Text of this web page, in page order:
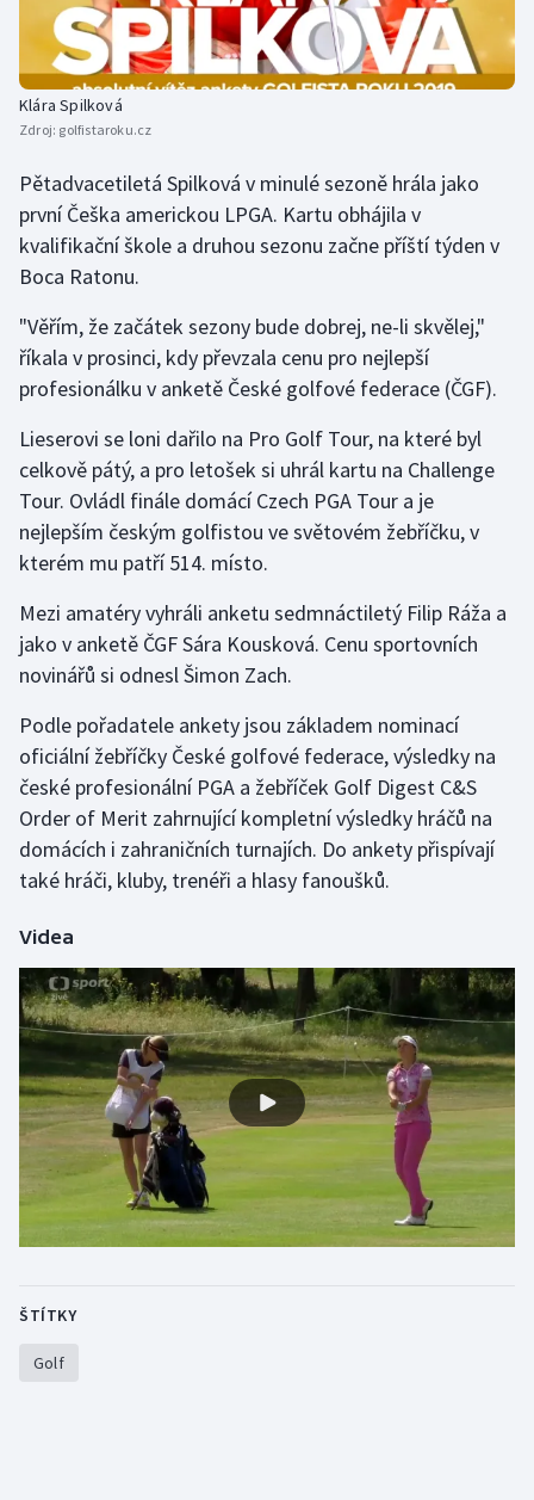
Házená
Jezdectví
Krasobruslení
Lezení
Lyže a snowboard
Moderní pětiboj
Motorsport
Olympijské hry
Parasport
Plavání
Plážový volejbal
Ragby
Rychlobruslení
Rychlostní kanoistika
Stolní tenis
Triatlon
Veslování
Vodní slalom
Volejbal
Ostatní
Klára Spilková
Zdroj: golfistaroku.cz
Pětadvacetiletá Spilková v minulé sezoně hrála jako
první Češka americkou LPGA. Kartu obhájila v
kvalifikační škole a druhou sezonu začne příští týden v
Boca Ratonu.
"Věřím, že začátek sezony bude dobrej, ne-li skvělej,"
říkala v prosinci, kdy převzala cenu pro nejlepší
profesionálku v anketě České golfové federace (ČGF).
Lieserovi se loni dařilo na Pro Golf Tour, na které byl
celkově pátý, a pro letošek si uhrál kartu na Challenge
Tour. Ovládl finále domácí Czech PGA Tour a je
nejlepším českým golfistou ve světovém žebříčku, v
kterém mu patří 514. místo.
Mezi amatéry vyhráli anketu sedmnáctiletý Filip Ráža a
jako v anketě ČGF Sára Kousková. Cenu sportovních
novinářů si odnesl Šimon Zach.
Podle pořadatele ankety jsou základem nominací
oficiální žebříčky České golfové federace, výsledky na
české profesionální PGA a žebříček Golf Digest C&S
Order of Merit zahrnující kompletní výsledky hráčů na
domácích i zahraničních turnajích. Do ankety přispívají
také hráči, kluby, trenéři a hlasy fanoušků.
Videa
ŠTÍTKY
Golf